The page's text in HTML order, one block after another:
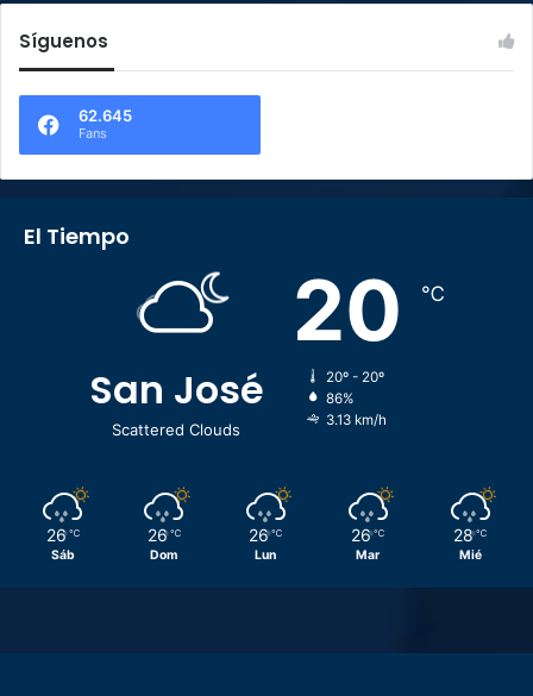
Síguenos
62.645
Fans
El Tiempo
San José
Scattered Clouds
20 ℃
20º - 20º
86%
3.13 km/h
26 ℃
Sáb
26 ℃
Dom
26 ℃
Lun
26 ℃
Mar
28 ℃
Mié